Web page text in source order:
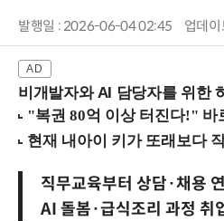
발행일 : 2026-06-04 02:45 업데
비개발자와 AI 담당자를 위한 하네스 엔지니어
직무교육부터 상담·채용
AI 돌봄·급식조리 과정 취